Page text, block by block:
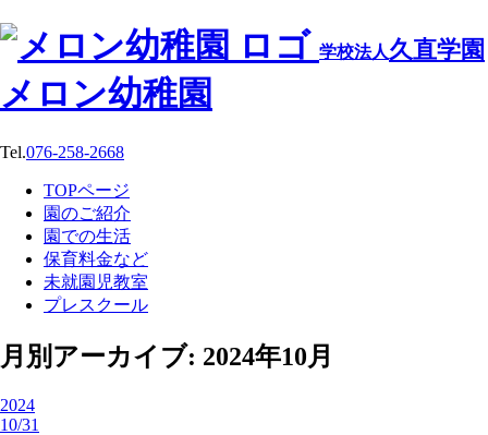
学校法人久直学園
メロン幼稚園
Tel.076-258-2668
TOPページ
園のご紹介
園での生活
保育料金など
未就園児教室
プレスクール
月別アーカイブ: 2024年10月
2024
10/31